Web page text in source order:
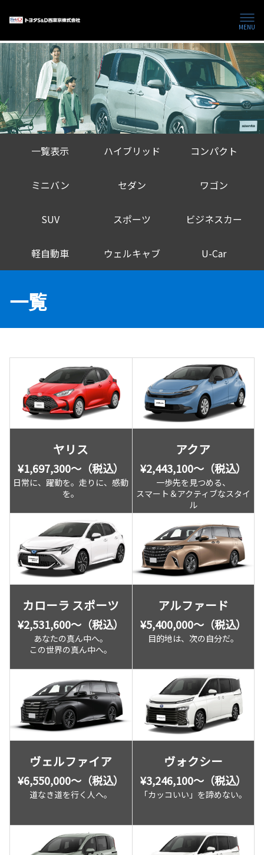
MENU
一覧表示 ハイブリッド コンパクト
ミニバン セダン ワゴン
SUV スポーツ ビジネスカー
軽自動車 ウェルキャブ U-Car
一覧
ヤリス
¥1,697,300〜（税込）
日常に、躍動を。走りに、感動
を。
アクア
¥2,443,100〜（税込）
一歩先を見つめる、
スマート＆アクティブなスタイ
ル
カローラ スポーツ
¥2,531,600〜（税込）
あなたの真ん中へ。
この世界の真ん中へ。
アルファード
¥5,400,000〜（税込）
目的地は、次の自分だ。
ヴェルファイア
¥6,550,000〜（税込）
道なき道を行く人へ。
ヴォクシー
¥3,246,100〜（税込）
「カッコいい」を諦めない。